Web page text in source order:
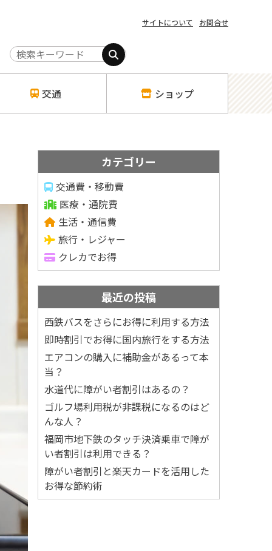
サイトについて お問合せ
交通 ショップ
カテゴリー
交通費・移動費
医療・通院費
生活・通信費
旅行・レジャー
クレカでお得
最近の投稿
西鉄バスをさらにお得に利用する方法
即時割引でお得に国内旅行をする方法
エアコンの購入に補助金があるって本
当？
水道代に障がい者割引はあるの？
ゴルフ場利用税が非課税になるのはど
んな人？
福岡市地下鉄のタッチ決済乗車で障が
い者割引は利用できる？
障がい者割引と楽天カードを活用した
お得な節約術